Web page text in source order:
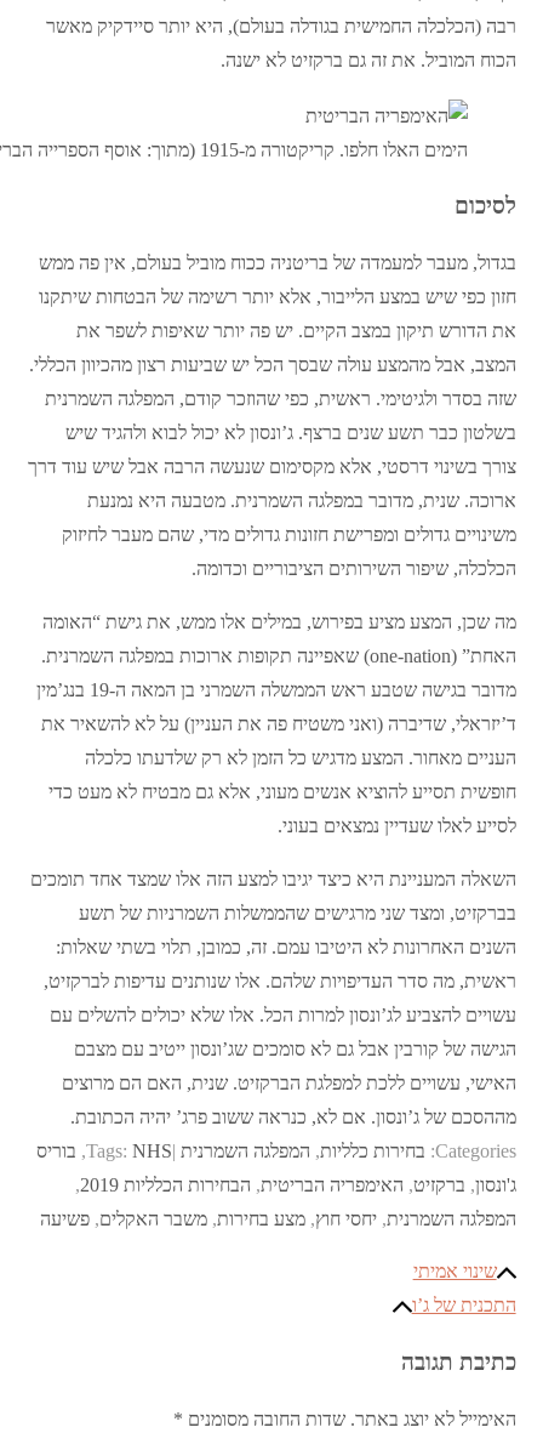
רבה (הכלכלה החמישית בגודלה בעולם), היא יותר סיידקיק מאשר
הכוח המוביל. את זה גם ברקזיט לא ישנה.
הימים האלו חלפו. קריקטורה מ-1915 (מתוך: אוסף הספרייה הבריטית)
לסיכום
בגדול, מעבר למעמדה של בריטניה ככוח מוביל בעולם, אין פה ממש
חזון כפי שיש במצע הלייבור, אלא יותר רשימה של הבטחות שיתקנו
את הדורש תיקון במצב הקיים. יש פה יותר שאיפות לשפר את
המצב, אבל מהמצע עולה שבסך הכל יש שביעות רצון מהכיוון הכללי.
שזה בסדר ולגיטימי. ראשית, כפי שהוזכר קודם, המפלגה השמרנית
בשלטון כבר תשע שנים ברצף. ג’ונסון לא יכול לבוא ולהגיד שיש
צורך בשינוי דרסטי, אלא מקסימום שנעשה הרבה אבל שיש עוד דרך
ארוכה. שנית, מדובר במפלגה השמרנית. מטבעה היא נמנעת
משינויים גדולים ומפרישת חזונות גדולים מדי, שהם מעבר לחיזוק
הכלכלה, שיפור השירותים הציבוריים וכדומה.
מה שכן, המצע מציע בפירוש, במילים אלו ממש, את גישת “האומה
האחת” (one-nation) שאפיינה תקופות ארוכות במפלגה השמרנית.
מדובר בגישה שטבע ראש הממשלה השמרני בן המאה ה-19 בנג’מין
ד’יזראלי, שדיברה (ואני משטיח פה את העניין) על לא להשאיר את
העניים מאחור. המצע מדגיש כל הזמן לא רק שלדעתו כלכלה
חופשית תסייע להוציא אנשים מעוני, אלא גם מבטיח לא מעט כדי
לסייע לאלו שעדיין נמצאים בעוני.
השאלה המעניינת היא כיצד יגיבו למצע הזה אלו שמצד אחד תומכים
בברקזיט, ומצד שני מרגישים שהממשלות השמרניות של תשע
השנים האחרונות לא היטיבו עמם. זה, כמובן, תלוי בשתי שאלות:
ראשית, מה סדר העדיפויות שלהם. אלו שנותנים עדיפות לברקזיט,
עשויים להצביע לג’ונסון למרות הכל. אלו שלא יכולים להשלים עם
הגישה של קורבין אבל גם לא סומכים שג’ונסון ייטיב עם מצבם
האישי, עשויים ללכת למפלגת הברקזיט. שנית, האם הם מרוצים
מההסכם של ג’ונסון. אם לא, כנראה ששוב פרג’ יהיה הכתובת.
Categories: בחירות כלליות, המפלגה השמרנית Tags: NHS
, בוריס
ג'ונסון, ברקזיט, האימפריה הבריטית, הבחירות הכלליות 2019
,
המפלגה השמרנית,יחסי חוץ,מצע בחירות,משבר האקלים,פשיעה
ניווט
שינוי אמיתי
התכנית של ג’ו
כתיבת תגובה
האימייל לא יוצג באתר. שדות החובה מסומנים *